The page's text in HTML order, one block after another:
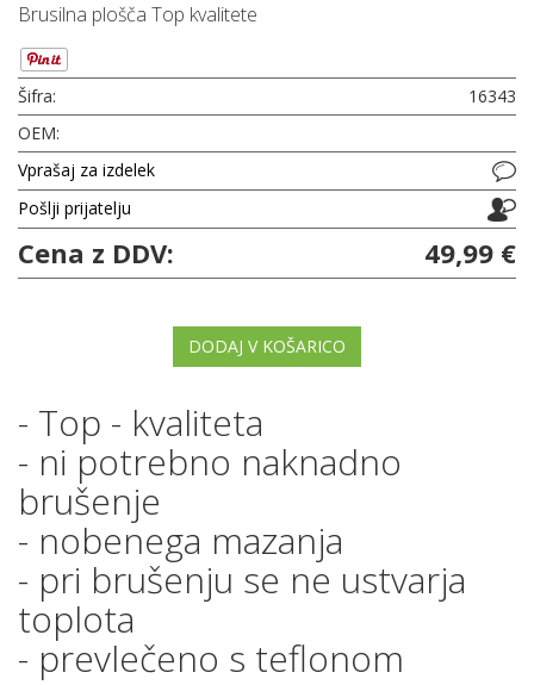
Brusilna plošča Top kvalitete
Šifra:
16343
OEM:
Vprašaj za izdelek
Pošlji prijatelju
Cena z DDV: 49,99 €
DODAJ V KOŠARICO
- Top - kvaliteta
- ni potrebno naknadno
brušenje
- nobenega mazanja
- pri brušenju se ne ustvarja
toplota
- prevlečeno s teflonom